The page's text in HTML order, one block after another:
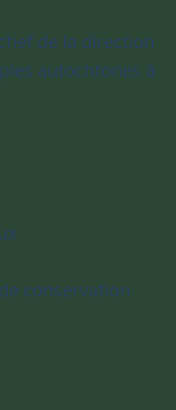
de la direction
autochtones à
conservation